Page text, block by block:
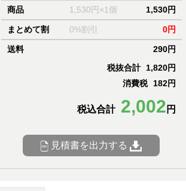
商品 1,530円×1個 1,530円
まとめて割 0%割引 0円
送料
290円
税抜合計 1,820円
消費税 182円
税込合計 2,002 円
見積書を出力する